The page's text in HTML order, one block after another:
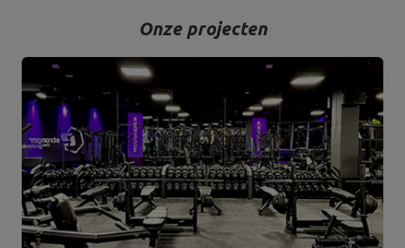
Onze projecten